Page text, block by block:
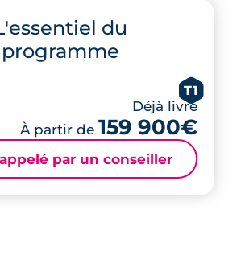
du
programme
T1
Déjà livré
À partir de 159 900€
par un conseiller